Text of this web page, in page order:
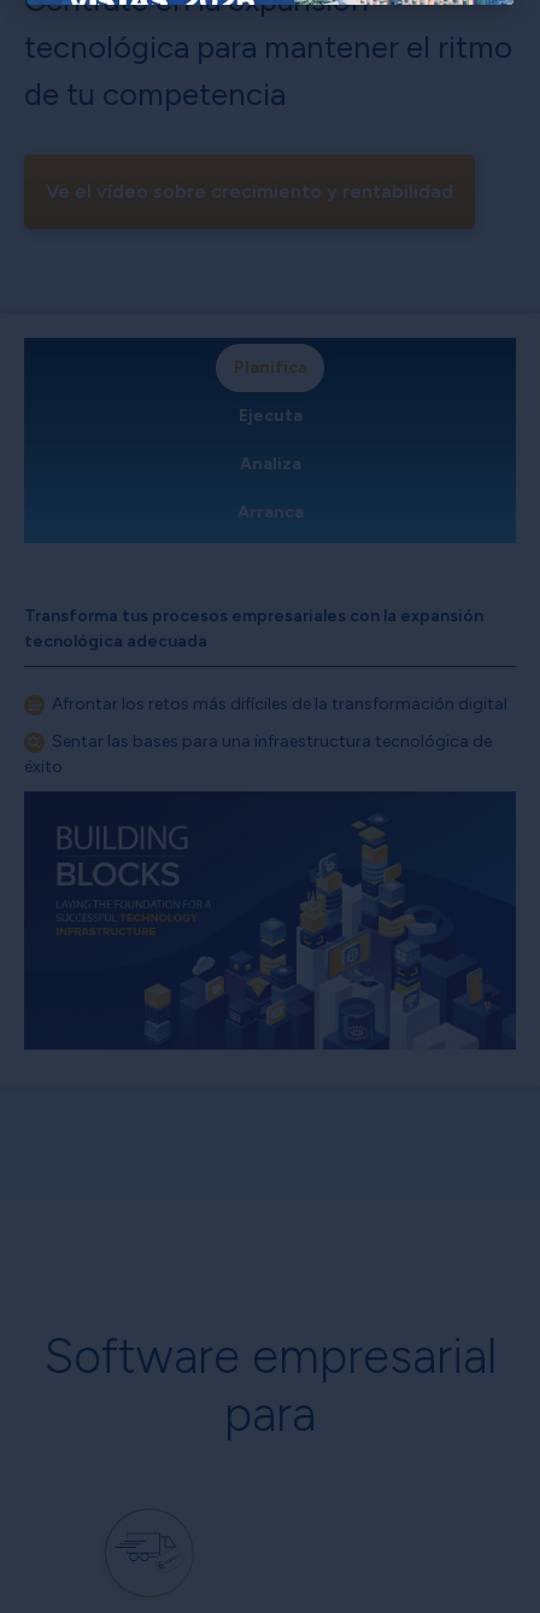
tecnológica para mantener el ritmo
de tu competencia
Ve el vídeo sobre crecimiento y rentabilidad
Planifica
Ejecuta
Analiza
Arranca
Transforma tus procesos empresariales con la expansión
tecnológica adecuada
Afrontar los retos más difíciles de la transformación digital
Sentar las bases para una infraestructura tecnológica de
éxito
Software empresarial
para